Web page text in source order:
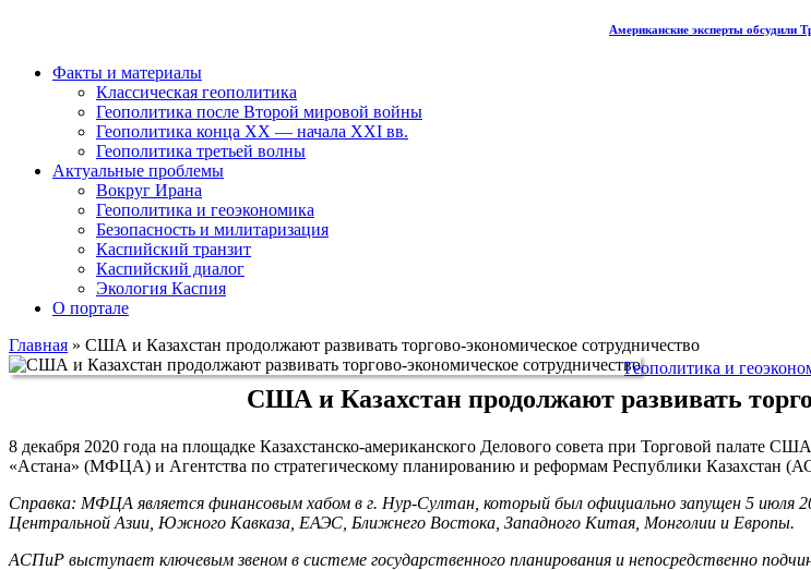
Американские эксперты обсудили
Факты и материалы
Классическая геополитика
Геополитика после Второй мировой войны
Геополитика конца XX — начала XXI вв.
Геополитика третьей волны
Актуальные проблемы
Вокруг Ирана
Геополитика и геоэкономика
Безопасность и милитаризация
Каспийский транзит
Каспийский диалог
Экология Каспия
О портале
Главная » США и Казахстан продолжают развивать торгово-экономическое сотрудничество
Геополитика и
США и Казахстан продолжают развивать
8 декабря 2020 года на площадке Казахстанско-американского Делового совета при Торговой палате
«Астана» (МФЦА) и Агентства по стратегическому планированию и реформам Республики Казахстан
Справка: МФЦА является финансовым хабом в г. Нур-Султан, который был официально запущен 5 июля
Центральной Азии, Южного Кавказа, ЕАЭС, Ближнего Востока, Западного Китая, Монголии и Европы.
АСПиР выступает ключевым звеном в системе государственного планирования и непосредственно